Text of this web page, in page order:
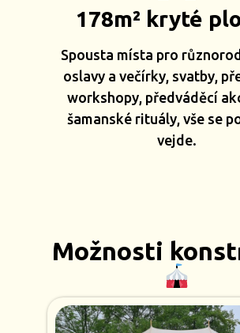
178m² kryté
Spousta místa pro
oslavy a večírky, svatby,
workshopy, předváděcí
šamanské rituály, vše se
vejde.
Možnosti